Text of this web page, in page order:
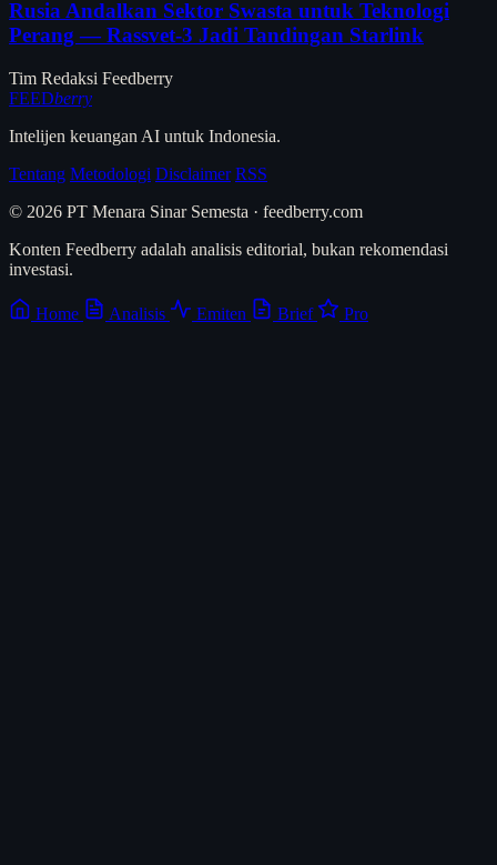
Rusia Andalkan Sektor Swasta untuk Teknologi
Perang — Rassvet-3 Jadi Tandingan Starlink
Tim Redaksi Feedberry
FEEDberry
Intelijen keuangan AI untuk Indonesia.
Tentang Metodologi Disclaimer RSS
© 2026 PT Menara Sinar Semesta · feedberry.com
Konten Feedberry adalah analisis editorial, bukan rekomendasi
investasi.
Home Analisis Emiten Brief Pro